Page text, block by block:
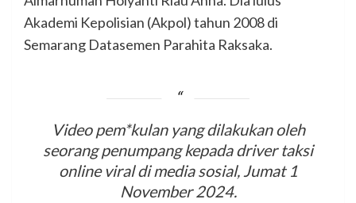
Akademi Kepolisian (Akpol) tahun 2008 di
Semarang Datasemen Parahita Raksaka.
Video pem*kulan yang dilakukan oleh
seorang penumpang kepada driver taksi
online viral di media sosial, Jumat 1
November 2024.